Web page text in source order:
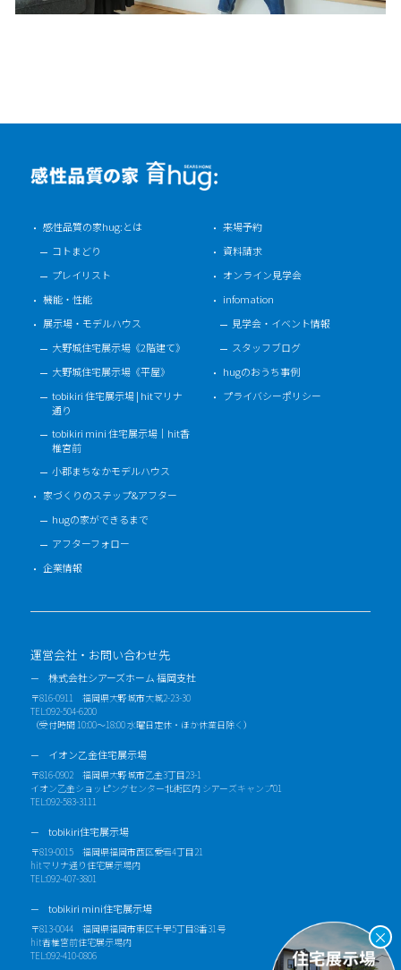
感性品質の家hug:とは
コトまどり
プレイリスト
機能・性能
展示場・モデルハウス
大野城住宅展示場《2階建て》
大野城住宅展示場《平屋》
tobikiri 住宅展示場 | hitマリナ
通り
tobikiri mini 住宅展示場｜hit香
椎宮前
小郡まちなかモデルハウス
家づくりのステップ&アフター
hugの家ができるまで
アフターフォロー
企業情報
来場予約
資料請求
オンライン見学会
infomation
見学会・イベント情報
スタッフブログ
hugのおうち事例
プライバシーポリシー
運営会社・お問い合わせ先
株式会社シアーズホーム 福岡支社
〒816-0911 福岡県大野城市大城2-23-30
TEL:092-504-6200
（受付時間 10:00～18:00 水曜日定休・ほか休業日除く）
イオン乙金住宅展示場
〒816-0902 福岡県大野城市乙金3丁目23-1
イオン乙金ショッピングセンター北街区内 シアーズキャンプ01
TEL:092-583-3111
tobikiri住宅展示場
〒819-0015 福岡県福岡市西区愛宕4丁目21
hitマリナ通り住宅展示場内
TEL:092-407-3801
tobikiri mini住宅展示場
〒813-0044 福岡県福岡市東区千早5丁目8番31号
hit香椎宮前住宅展示場内
TEL:092-410-0806
×